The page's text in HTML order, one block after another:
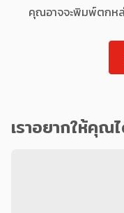
คุณอาจจะพิมพ์ตกห
เราอยากให้คุณ